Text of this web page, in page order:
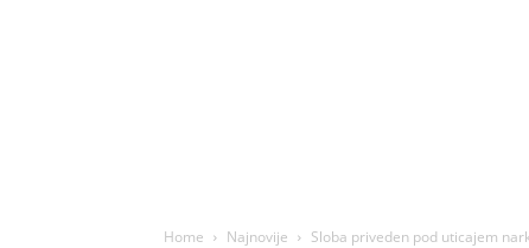
Home Najnovije Sloba priveden pod uticajem